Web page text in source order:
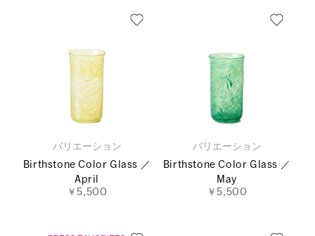
バリエーション
Birthstone Color Glass ／
April
￥5,500
バリエーション
Birthstone Color Glass ／
May
￥5,500